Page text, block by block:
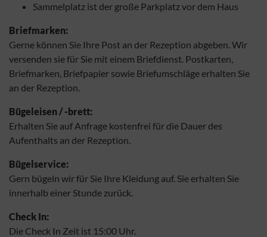
Sammelplatz ist der große Parkplatz vor dem Haus
Briefmarken:
Gerne können Sie Ihre Post an der Rezeption abgeben. Wir
versenden sie für Sie mit einem Briefdienst. Postkarten,
Briefmarken, Briefpapier sowie Briefumschläge erhalten Sie
an der Rezeption.
Bügeleisen / -brett:
Erhalten Sie auf Anfrage kostenfrei für die Dauer des
Aufenthalts an der Rezeption.
Bügelservice:
Gern bügeln wir für Sie Ihre Kleidung auf. Sie erhalten Sie
innerhalb einer Stunde zurück.
Check In:
Die Check In Zeit ist 15:00 Uhr.